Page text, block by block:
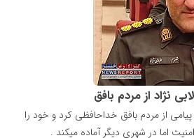
نژاد از مردم بافق
از مردم بافق خداحافظی کرد و خود را
اما در شهری دیگر آماده میکند .